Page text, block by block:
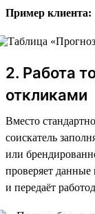
Пример клиента:
2. Работа
откликами
Вместо
соискатель
или
проверяет данные
и передаёт